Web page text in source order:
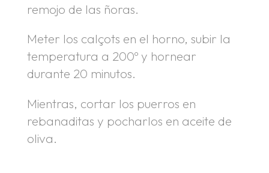
remojo de las ñoras.
Meter los calçots en el horno, subir la
temperatura a 200º y hornear
durante 20 minutos.
Mientras, cortar los puerros en
rebanaditas y pocharlos en aceite de
oliva.